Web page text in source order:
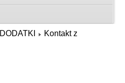
DODATKI
Kontakt z